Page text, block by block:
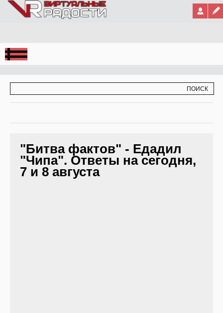
Jump to Navigation
"Битва фактов" - Едадил
"Чипа". Ответы на сегодня,
7 и 8 августа